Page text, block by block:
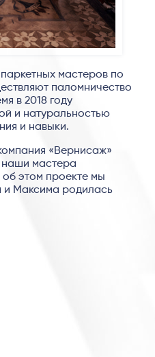
мастеров по
паломничество
в 2018 году
и натуральностью
и навыки.
«Вернисаж»
наши мастера
этом проекте мы
и Максима родилась